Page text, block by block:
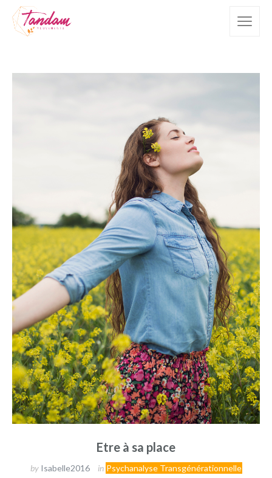
Etre à sa place
by Isabelle2016 in Psychanalyse Transgénérationnelle